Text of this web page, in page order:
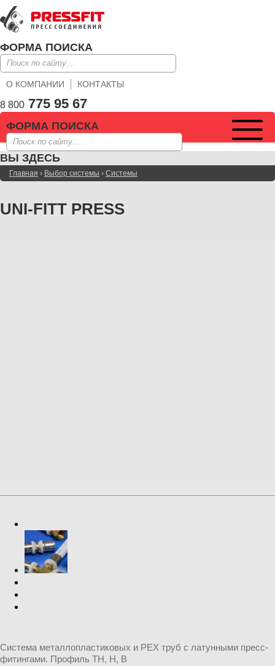
ФОРМА ПОИСКА
О КОМПАНИИ КОНТАКТЫ
8 800 775 95 67
ФОРМА ПОИСКА
ВЫ ЗДЕСЬ
Главная › Выбор системы › Системы
UNI-FITT PRESS
Система металлопластиковых и PEX труб с латунными пресс-
фитингами. Профиль TH, H, B